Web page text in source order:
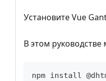
Установите Vue
В этом
npm install